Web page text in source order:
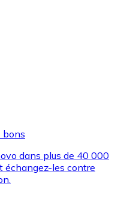
de vos marques
cadeaux
bons
dans plus de 40 000
échangez-les contre